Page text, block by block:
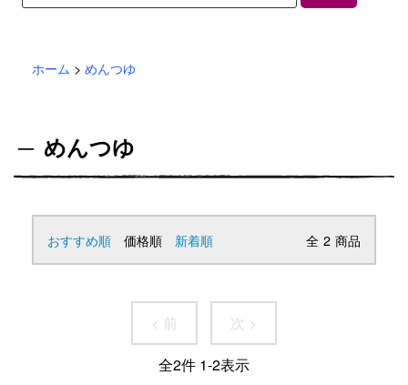
ホーム > めんつゆ
めんつゆ
おすすめ順 価格順 新着順 全 2 商品
< 前
次 >
全2件 1-2表示